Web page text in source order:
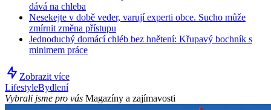
dává na chleba
Nesekejte v době veder, varují experti obce. Sucho může
zmírnit změna přístupu
Jednoduchý domácí chléb bez hnětení: Křupavý bochník s
minimem práce
Zobrazit více
LifestyleBydlení
Vybrali jsme pro vás Magazíny a zajímavosti